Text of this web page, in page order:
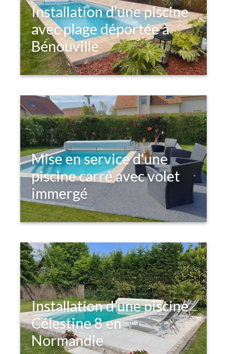
Installation d’une piscine
avec plage déportée à
Bénouville
Mise en service d’une
piscine carré avec volet
immergé
Installation d’une piscine
Célestine 8 en
Normandie